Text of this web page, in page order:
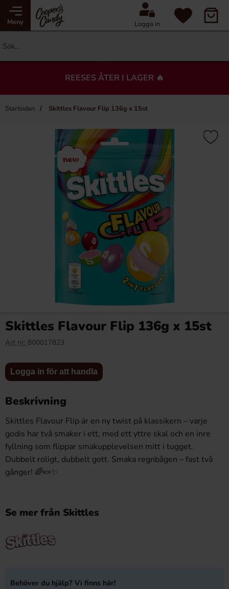
Meny Logga in
REESES ÅTER I LAGER 🔥
Startsidan Skittles Flavour Flip 136g x 15st
Du kanske också gillar…
×
39g x 16st
Logga in
för att
x 20st
119.80 kr
Skittles Flavour Flip 136g x 15st
Art nr: 800017823
Logga in för att handla
Beskrivning
Skittles Flavour Flip är en ny twist på klassikern – varje
godis har två smaker i ett, med ett yttre skal och en inre
fyllning som flippar smakupplevelsen mitt i tugget.
Dubbelt roligt, dubbelt gott. Smaka regnbågen – fast två
gånger! 🌈🍬✨
Se mer från Skittles
Behöver du hjälp? Vi finns här!